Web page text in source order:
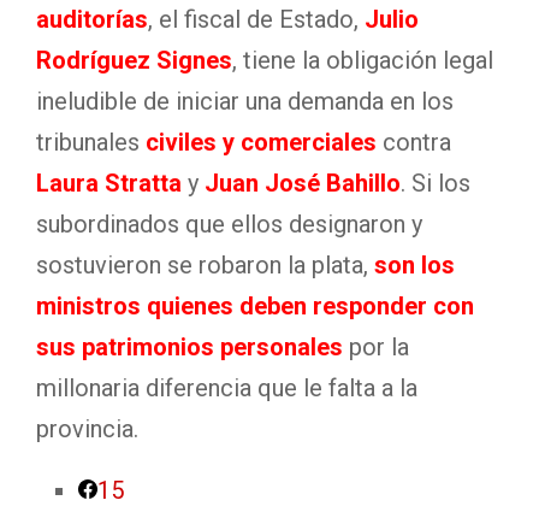
auditorías, el fiscal de Estado, Julio
Rodríguez Signes, tiene la obligación legal
ineludible de iniciar una demanda en los
tribunales civiles y comerciales contra
Laura Stratta y Juan José Bahillo. Si los
subordinados que ellos designaron y
sostuvieron se robaron la plata, son los
ministros quienes deben responder con
sus patrimonios personales por la
millonaria diferencia que le falta a la
provincia.
15